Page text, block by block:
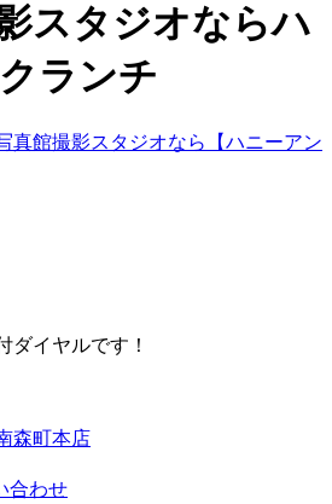
スタジオならハ
ランチ
ダイヤルです！
森町本店
合わせ